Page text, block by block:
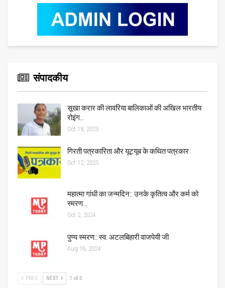
संपादकीय
सूखा करार की लावरिया बालिकाओं की अखिल भारतीय
रोइंग…
Oct 18, 2025
गिरती पत्रकारिता और यूट्यूब के कथित पत्रकार
Oct 12, 2025
महात्मा गांधी का जन्मदिन:: उनके कृतित्व और कर्म को
स्मरण…
Oct 2, 2024
पुण्य स्मरण:: स्व. अटलबिहारी वाजपेयी जी
Aug 16, 2024
PREV NEXT 1 of 5